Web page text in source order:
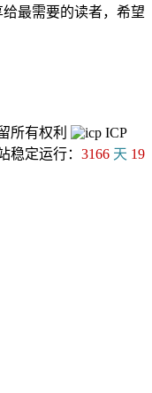
最需要的读者，希望
所有权利
ICP
稳定运行： 3166 天 19